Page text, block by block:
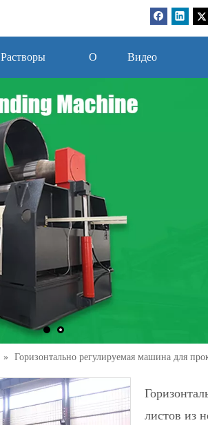
Растворы О Видео
» Горизонтально регулируемая машина для
листов из